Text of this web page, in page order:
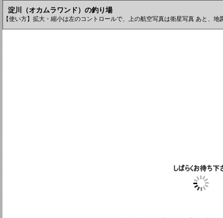
淀川（オカムラワンド）の釣り場
【使い方】拡大・縮小は左のコントロールで、上の航空写真は衛星写真 あと、